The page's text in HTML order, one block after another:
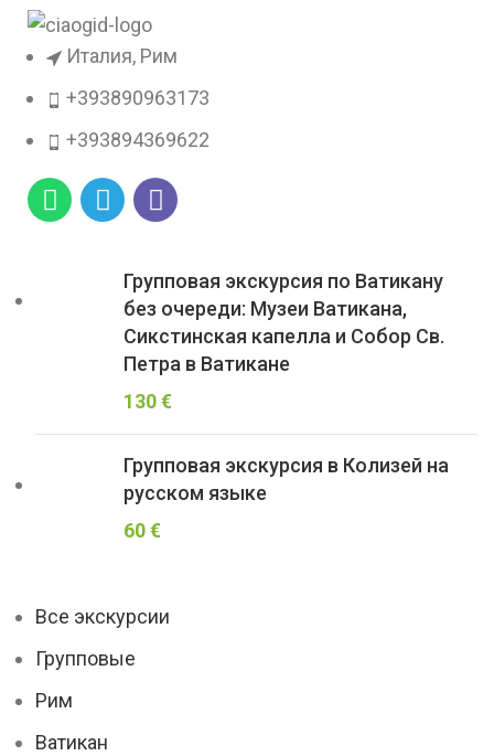
Италия, Рим
+393890963173
+393894369622
Групповая экскурсия по Ватикану
без очереди: Музеи Ватикана,
Сикстинская капелла и Собор Св.
Петра в Ватикане
130€
Групповая экскурсия в Колизей на
русском языке
60€
Все экскурсии
Групповые
Рим
Ватикан